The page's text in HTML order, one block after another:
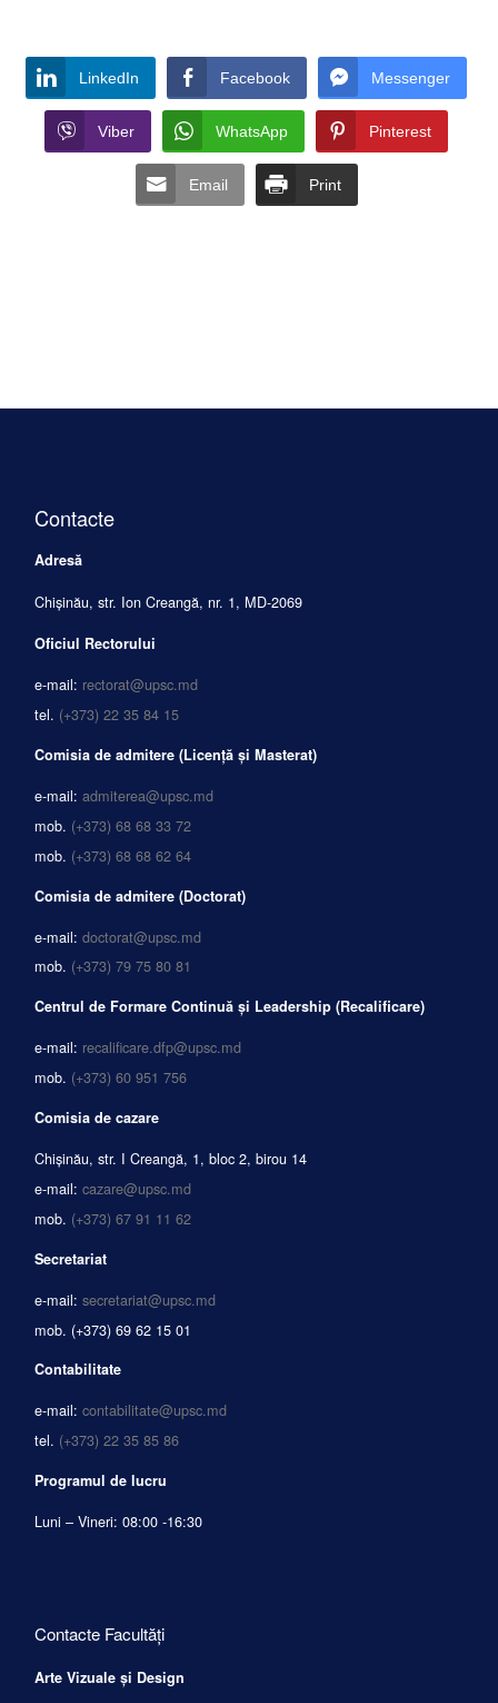
LinkedIn Facebook Messenger
Viber WhatsApp Pinterest
Email Print
Contacte
Adresă
Chișinău, str. Ion Creangă, nr. 1, MD-2069
Oficiul Rectorului
e-mail: rectorat@upsc.md
tel. (+373) 22 35 84 15
Comisia de admitere (Licență și Masterat)
e-mail: admiterea@upsc.md
mob. (+373) 68 68 33 72
mob. (+373) 68 68 62 64
Comisia de admitere (Doctorat)
e-mail: doctorat@upsc.md
mob. (+373) 79 75 80 81
Centrul de Formare Continuă și Leadership (Recalificare)
e-mail: recalificare.dfp@upsc.md
mob. (+373) 60 951 756
Comisia de cazare
Chișinău, str. I Creangă, 1, bloc 2, birou 14
e-mail: cazare@upsc.md
mob. (+373) 67 91 11 62
Secretariat
e-mail: secretariat@upsc.md
mob. (+373) 69 62 15 01
Contabilitate
e-mail: contabilitate@upsc.md
tel. (+373) 22 35 85 86
Programul de lucru
Luni – Vineri: 08:00 -16:30
Contacte Facultăți
Arte Vizuale și Design